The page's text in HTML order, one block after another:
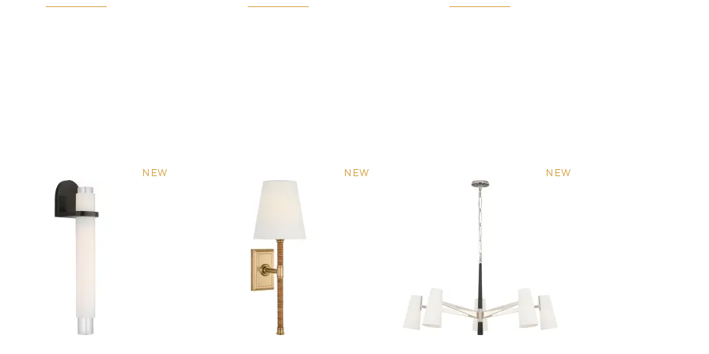
NEW NEW NEW